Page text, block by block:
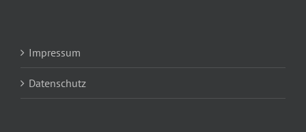
Impressum
Datenschutz